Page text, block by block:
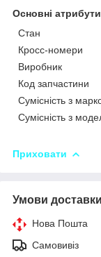
Основні атрибути
Стан
Кросс-номери
Виробник
Код запчастини
Сумісність з
Сумісність з
Приховати
Умови доставки
Нова Пошта
Самовивіз